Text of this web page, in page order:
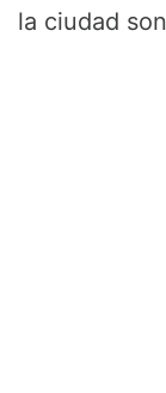
la ciudad